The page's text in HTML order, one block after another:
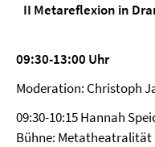
II Metareflexion in
09:30-13:00 Uhr
Moderation: Christoph
09:30-10:15 Hannah
Bühne: Metatheatralität